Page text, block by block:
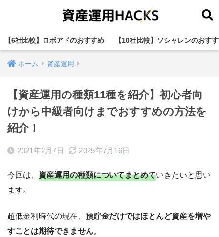
【6社比較】ロボアドのおすすめ 【10社比較】ソシャレンのおす
ホーム 資産運用
【資産運用の種類11種を紹介】初心者向
けから中級者向けまでおすすめの方法を
紹介！
2021年2月7日 2025年7月16日
今回は、 資産運用の種類についてまとめていきたいと思い
ます。
超低金利時代の現在、 預貯金だけではほとんど資産を増や
すことは期待できません。